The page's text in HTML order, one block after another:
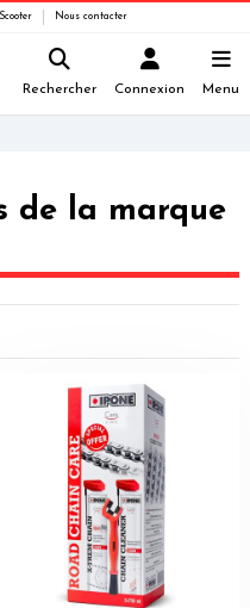
Nous contacter
Rechercher Connexion Menu
de la marque